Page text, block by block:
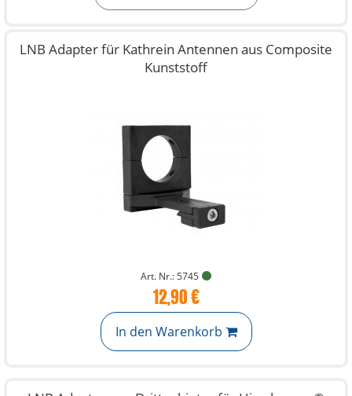
LNB Adapter für Kathrein Antennen aus Composite
Kunststoff
Art. Nr.: 5745
12,90 €
In den Warenkorb